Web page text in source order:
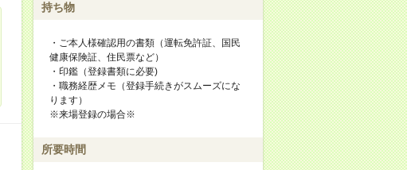
持ち物
・ご本人様確認用の書類（運転免許証、国民
健康保険証、住民票など）
・印鑑（登録書類に必要)
・職務経歴メモ（登録手続きがスムーズにな
ります）
※来場登録の場合※
所要時間